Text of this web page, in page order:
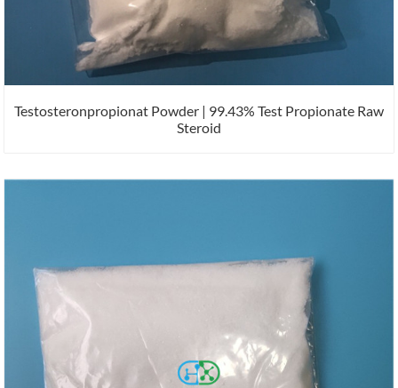
Testosteronpropionat Powder | 99.43% Test Propionate Raw
Steroid